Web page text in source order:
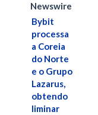
Newswire
Bybit
processa
a Coreia
do Norte
e o Grupo
Lazarus,
obtendo
liminar